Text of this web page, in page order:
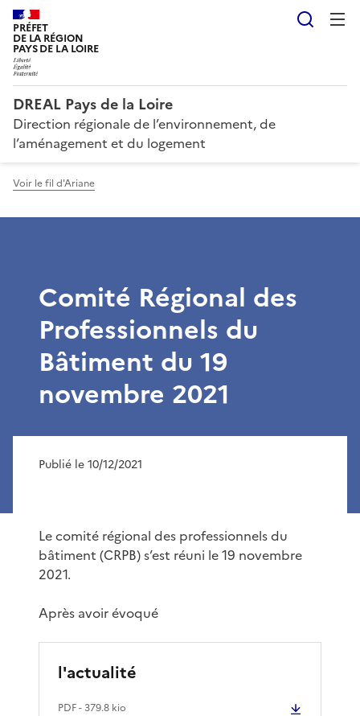
PRÉFET
DE LA RÉGION
PAYS DE LA LOIRE
DREAL Pays de la Loire
Direction régionale de l’environnement, de
l’aménagement et du logement
Voir le fil d'Ariane
Comité Régional des
Professionnels du
Bâtiment du 19
novembre 2021
Publié le 10/12/2021
Le comité régional des professionnels du
bâtiment (CRPB) s’est réuni le 19 novembre
2021.
Après avoir évoqué
l'actualité
PDF- 379.8 kio